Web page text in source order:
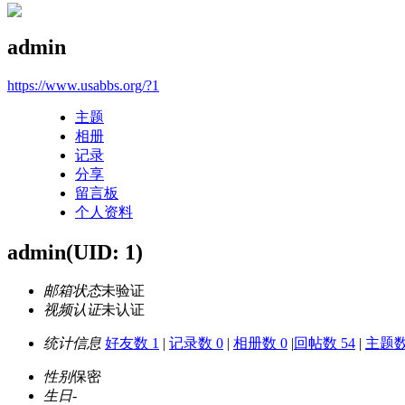
admin
https://www.usabbs.org/?1
主题
相册
记录
分享
留言板
个人资料
admin(UID: 1)
邮箱状态未验证
视频认证未认证
统计信息 好友数 1 | 记录数 0 | 相册数 0 |回帖数 54 | 主题
性别保密
生日-